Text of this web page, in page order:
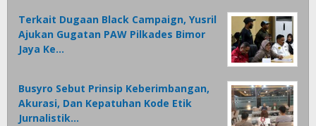
Terkait Dugaan Black Campaign, Yusril
Ajukan Gugatan PAW Pilkades Bimor
Jaya Ke…
Busyro Sebut Prinsip Keberimbangan,
Akurasi, Dan Kepatuhan Kode Etik
Jurnalistik…